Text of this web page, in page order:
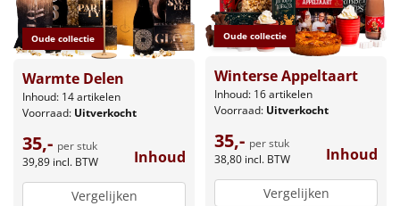
Oude collectie
Warmte Delen
Inhoud: 14 artikelen
Voorraad: Uitverkocht
35,- per stuk
39,89 incl. BTW Inhoud
Vergelijken
Oude collectie
Winterse Appeltaart
Inhoud: 16 artikelen
Voorraad: Uitverkocht
35,- per stuk
38,80 incl. BTW Inhoud
Vergelijken